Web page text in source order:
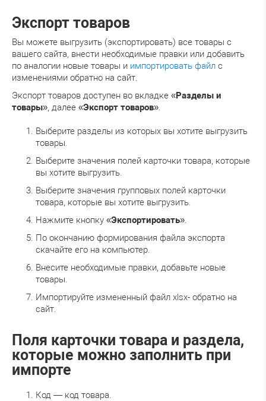
Экспорт товаров
Вы можете выгрузить (экспортировать) все товары с
вашего сайта, внести необходимые правки или добавить
по аналогии новые товары и импортировать файл с
изменениями обратно на сайт.
Экспорт товаров доступен во вкладке «Разделы и
товары», далее «Экспорт товаров».
Выберите разделы из которых вы хотите выгрузить
товары.
Выберите значения полей карточки товара, которые
вы хотите выгрузить.
Выберите значения групповых полей карточки
товара, которые вы хотите выгрузить.
Нажмите кнопку «Экспортировать».
По окончанию формирования файла экспорта
скачайте его на компьютер.
Внесите необходимые правки, добавьте новые
товары.
Импортируйте измененный файл xlsx- обратно на
сайт.
Поля карточки товара и раздела,
которые можно заполнить при
импорте
Код — код товара.